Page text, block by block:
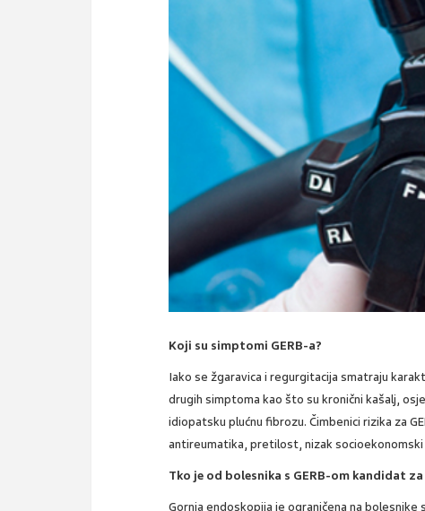
Koji su simptomi GERB-a?
Iako se žgaravica i regurgitacija smatraju
drugih simptoma kao što su kronični kašalj,
idiopatsku plućnu fibrozu. Čimbenici rizika za
antireumatika, pretilost, nizak
Tko je od bolesnika s GERB-om kandidat
Gornja endoskopija je ograničena na bolesnike